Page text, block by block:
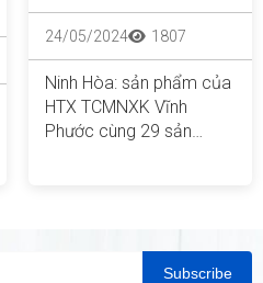
24/05/2024 1807
Ninh Hòa: sản phẩm của
HTX TCMNXK Vĩnh
Phước cùng 29 sản
Subscribe